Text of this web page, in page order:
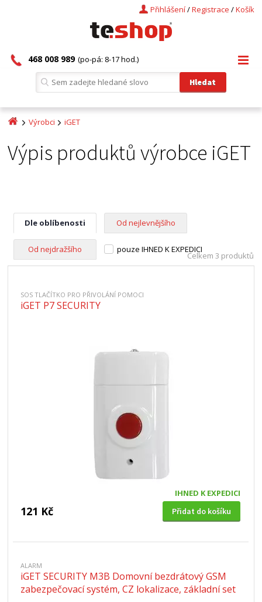
Košík
/
Registrace
/
Přihlášení
468 008 989 (po-pá: 8-17 hod.)
Výrobci iGET
Výpis produktů výrobce iGET
Dle oblíbenosti Od nejlevnějšího
Od nejdražšího pouze IHNED K EXPEDICI
Celkem 3 produktů
SOS TLAČÍTKO PRO PŘIVOLÁNÍ POMOCI
iGET P7 SECURITY
IHNED K EXPEDICI
121 Kč Přidat do košíku
ALARM
iGET SECURITY M3B Domovní bezdrátový GSM
zabezpečovací systém, CZ lokalizace, základní set